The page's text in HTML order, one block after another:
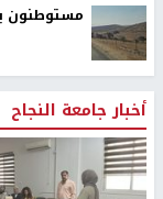
مستوطنون
أخبار جامعة النجاح